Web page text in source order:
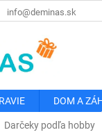
info@deminas.sk
DOM A
Darčeky podľa hobby